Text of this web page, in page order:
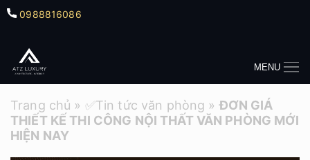
0988816086
MENU
Trang chủ » ✅Tin tức văn phòng »ĐƠN GIÁ
THIẾT KẾ THI CÔNG NỘI THẤT VĂN PHÒNG MỚI
HIỆN NAY